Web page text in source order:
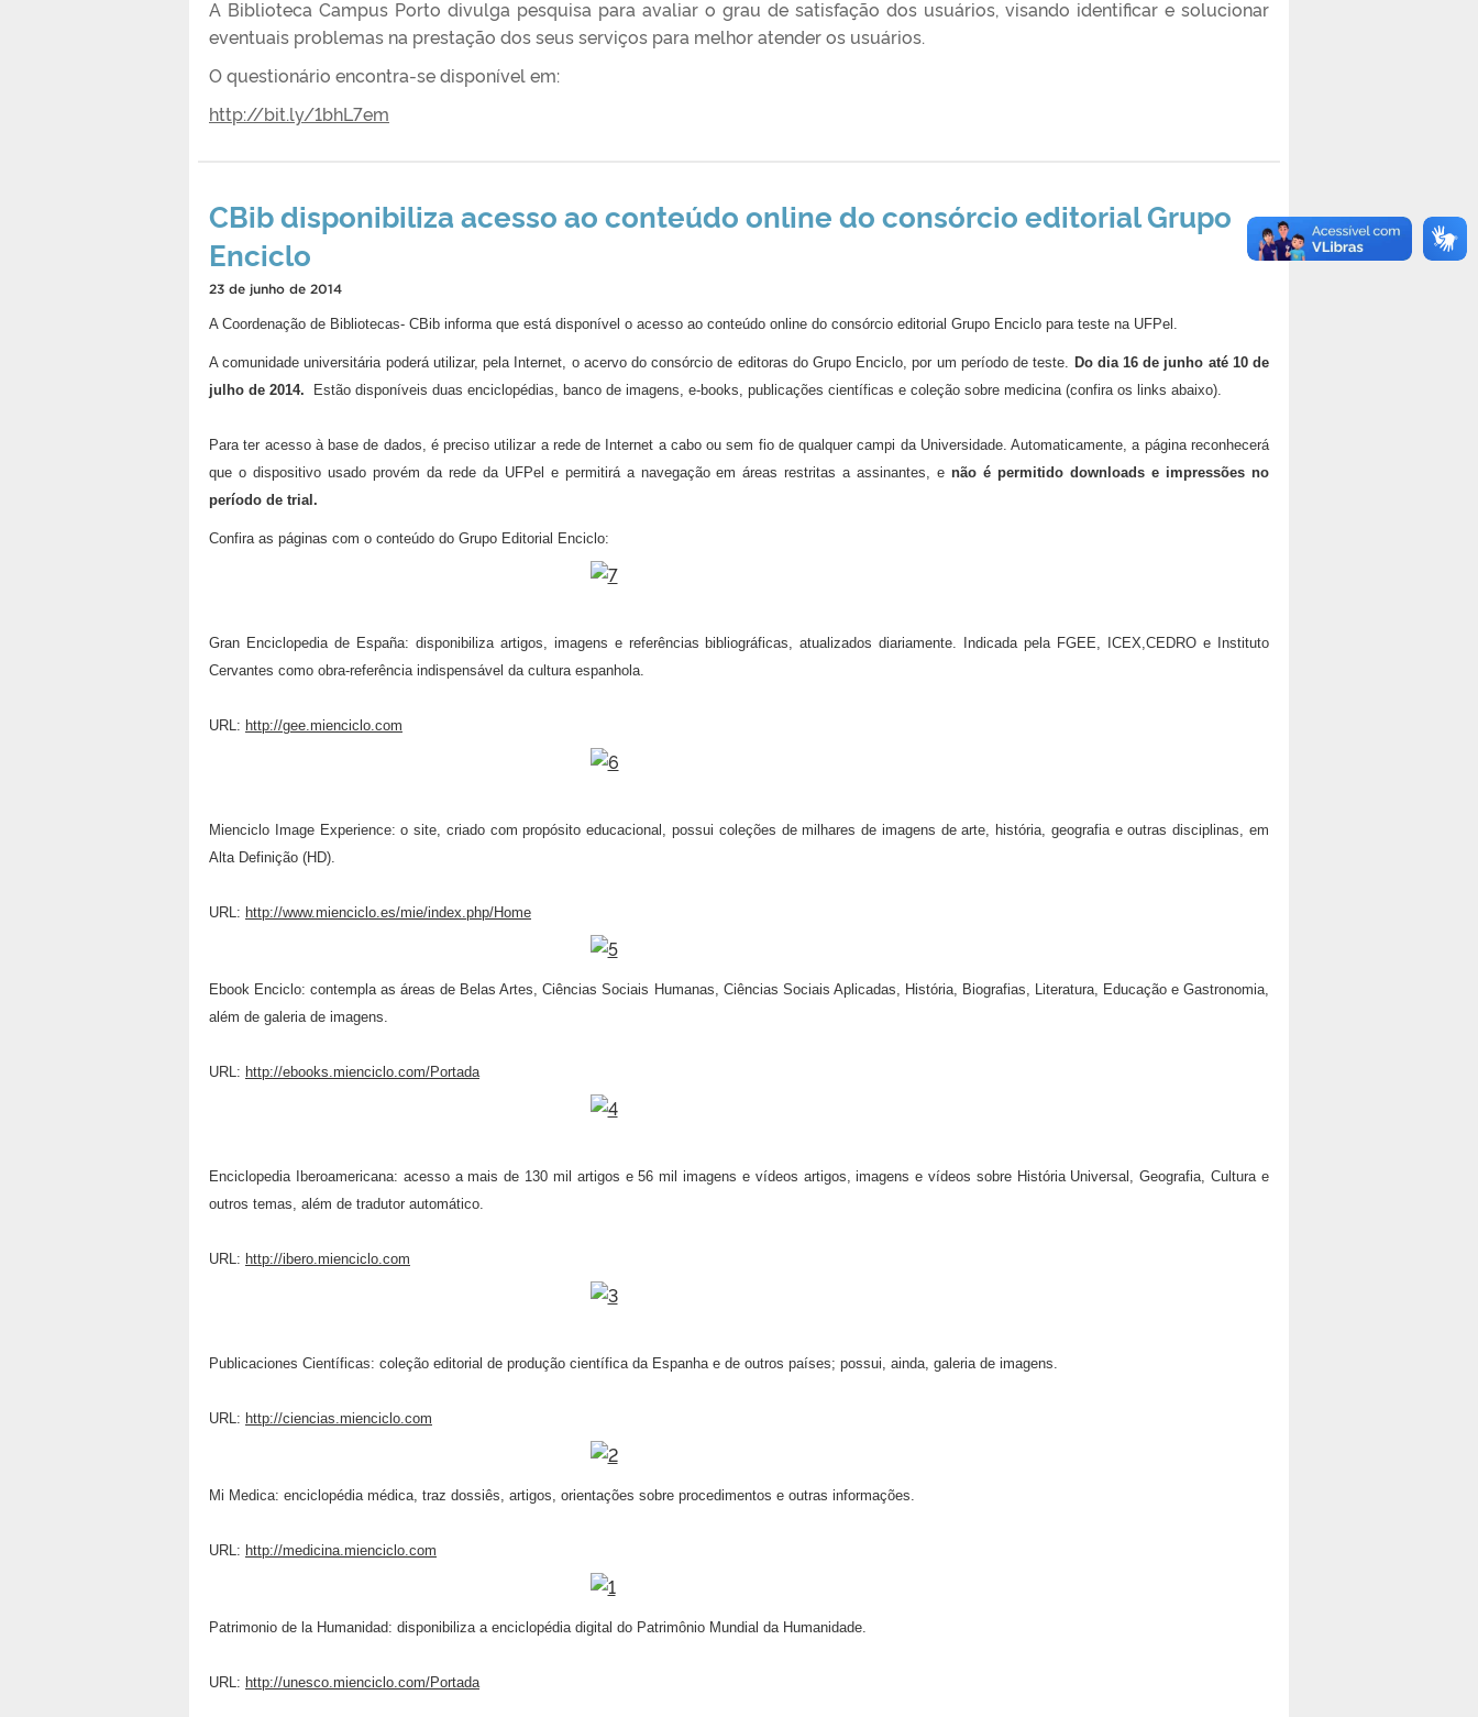
A Biblioteca Campus Porto divulga pesquisa para avaliar o grau de satisfação dos usuários, visando identificar e solucionar
eventuais problemas na prestação dos seus serviços para melhor atender os usuários.
O questionário encontra-se disponível em:
http://bit.ly/1bhL7em
CBib disponibiliza acesso ao conteúdo online do consórcio editorial Grupo
Enciclo
23 de junho de 2014
A Coordenação de Bibliotecas- CBib informa que está disponível o acesso ao conteúdo online do consórcio editorial Grupo Enciclo para teste na UFPel.
A comunidade universitária poderá utilizar, pela Internet, o acervo do consórcio de editoras do Grupo Enciclo, por um período de teste.
Do dia 16 de junho até 10 de
julho de 2014.
Estão disponíveis duas enciclopédias, banco de imagens, e-books, publicações científicas e coleção sobre medicina (confira os links abaixo).
Para ter acesso à base de dados, é preciso utilizar a rede de Internet a cabo ou sem fio de qualquer campi da Universidade. Automaticamente, a página reconhecerá
que o dispositivo usado provém da rede da UFPel e permitirá a navegação em áreas restritas a assinantes, enão é permitido downloads e impressões no
período de trial.
Confira as páginas com o conteúdo do Grupo Editorial Enciclo:
Gran Enciclopedia de España: disponibiliza artigos, imagens e referências bibliográficas, atualizados diariamente. Indicada pela FGEE, ICEX,CEDRO e Instituto
Cervantes como obra-referência indispensável da cultura espanhola.
URL: http://gee.mienciclo.com
Mienciclo Image Experience: o site, criado com propósito educacional, possui coleções de milhares de imagens de arte, história, geografia e outras disciplinas, em
Alta Definição (HD).
URL: http://www.mienciclo.es/mie/index.php/Home
Ebook Enciclo: contempla as áreas de Belas Artes, Ciências Sociais Humanas, Ciências Sociais Aplicadas, História, Biografias, Literatura, Educação e Gastronomia,
além de galeria de imagens.
URL: http://ebooks.mienciclo.com/Portada
Enciclopedia Iberoamericana: acesso a mais de 130 mil artigos e 56 mil imagens e vídeos artigos, imagens e vídeos sobre História Universal, Geografia, Cultura e
outros temas, além de tradutor automático.
URL: http://ibero.mienciclo.com
Publicaciones Científicas: coleção editorial de produção científica da Espanha e de outros países; possui, ainda, galeria de imagens.
URL: http://ciencias.mienciclo.com
Mi Medica: enciclopédia médica, traz dossiês, artigos, orientações sobre procedimentos e outras informações.
URL: http://medicina.mienciclo.com
Patrimonio de la Humanidad: disponibiliza a enciclopédia digital do Patrimônio Mundial da Humanidade.
URL: http://unesco.mienciclo.com/Portada